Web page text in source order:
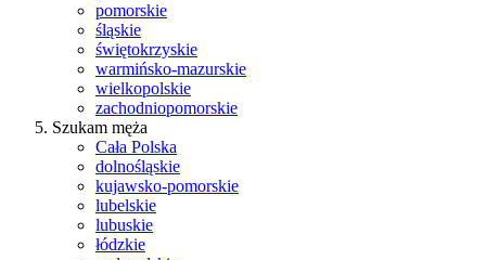
pomorskie
śląskie
świętokrzyskie
warmińsko-mazurskie
wielkopolskie
zachodniopomorskie
Szukam męża
Cała Polska
dolnośląskie
kujawsko-pomorskie
lubelskie
lubuskie
łódzkie